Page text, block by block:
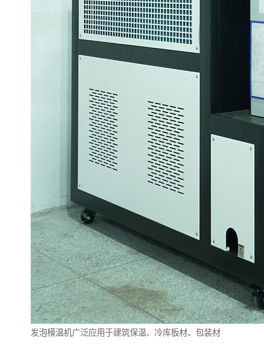
发泡模温机广泛应用于建筑保温、冷库板材、包装材